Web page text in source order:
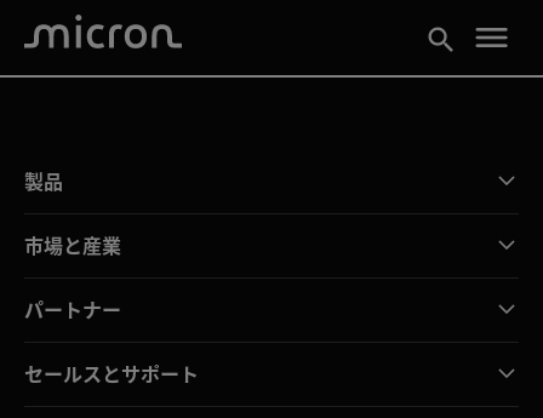
search menu
製品
市場と産業
パートナー
セールスとサポート